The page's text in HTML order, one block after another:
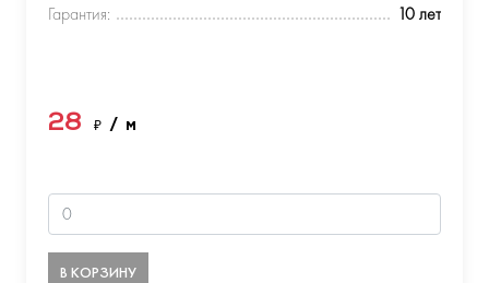
Гарантия:
10 лет
28 ₽ / м
В КОРЗИНУ